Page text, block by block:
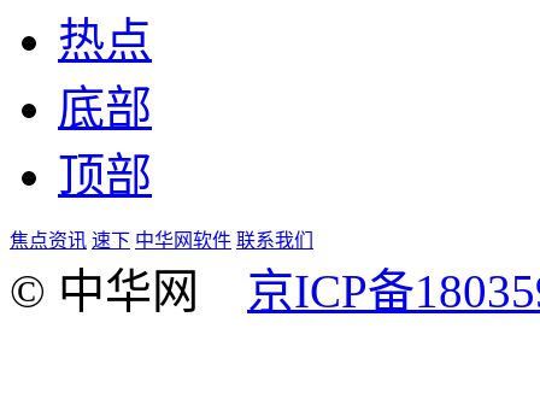
热点
底部
顶部
焦点资讯 速下 中华网软件 联系我们
© 中华网 京ICP备